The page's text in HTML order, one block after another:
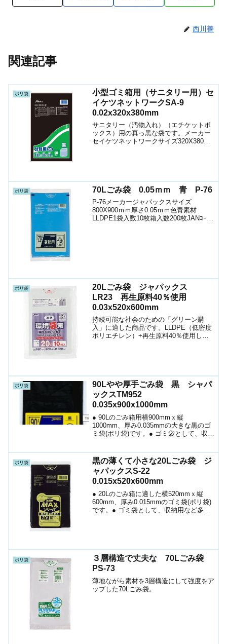
西川善
関連記事
ポリ袋
小型ゴミ箱用（サニタリー用）セ
イケツネットワークSA-9
0.02x320x380mm
サニタリー（汚物入れ）（エチケットボ
ックス）用の真っ黒な袋です。メーカー
セイケツネットワークサイズ320X380㎜
ポリ袋 70Lごみ袋 0.05ｍｍ 青 P-76
P-76メーカージャパックスサイズ
800X900ｍｍ厚さ0.05ｍｍ色青素材
LLDPE1袋入数10枚箱入数200枚JANｺｰﾄﾞ
ポリ袋
20Lごみ袋 ジャパックス
LR23 再生原料40％使用
0.03x520x600mm
持続可能な社会のための「グリーン購
入」に適した商品です。LLDPE（低密度
ポリエチレン）+再生原料40％使用して
ポリ袋
90Lやや厚手ごみ袋 黒 シャパ
ックスTM952
0.035x900x1000mm
● 90Lのごみ箱用横900mmｘ縦
1000mm、厚み0.035mmの大きな黒のゴ
ミ袋(ポリ袋)です。● ゴミ袋として、収納
大幅アップ。● 柔軟性に優れ、伸びに強
く突...
ポリ袋
黒の薄くて小さな20Lごみ袋 ジ
ャパックスS-22
0.015x520x600mm
● 20Lのごみ箱に適した横520mmｘ縦
600mm、厚み0.015mmのゴミ袋(ポリ袋)
です。● ゴミ袋として、収納用など多目
ポリ袋
３層構造で丈夫な 70Lごみ袋
PS-73
薄地ながら素材を3層構造にして強度をア
ップした70Lごみ袋。